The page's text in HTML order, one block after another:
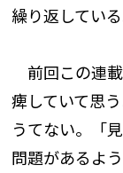
繰り返している
前回この連
痺していて思
うてない。「
問題があるよ